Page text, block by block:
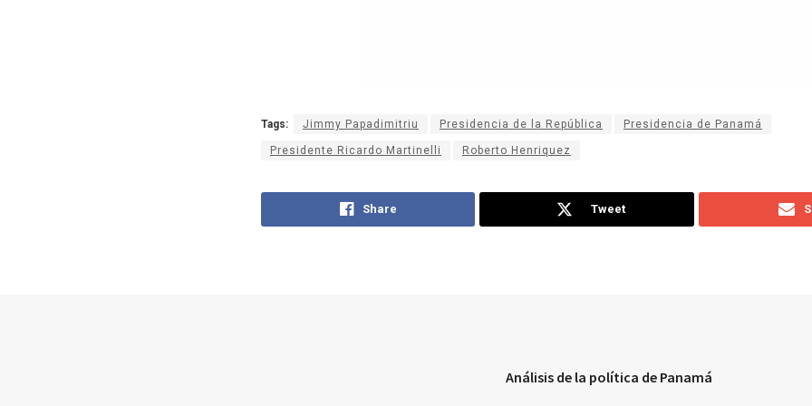
Tags: Jimmy Papadimitriu Presidencia de la República Presidencia de Panamá
Presidente Ricardo Martinelli Roberto Henriquez
Share Tweet
Análisis de la política de Panamá